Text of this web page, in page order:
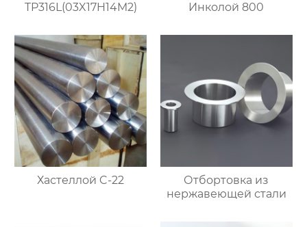
TP316L(03X17H14M2) Инколой 800
Хастеллой C-22
Отбортовка из
нержавеющей стали